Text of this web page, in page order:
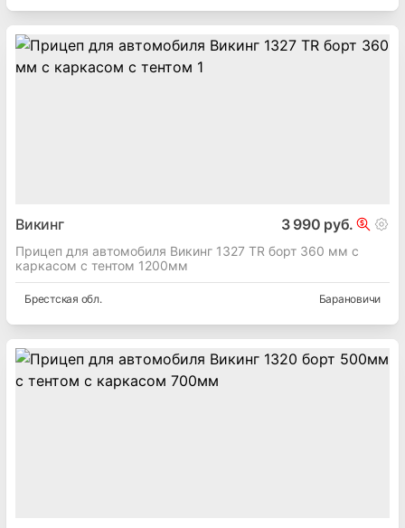
Викинг 3 990 руб.
Прицеп для автомобиля Викинг 1327 TR борт 360 мм с
каркасом с тентом 1200мм
Брестская обл. Барановичи